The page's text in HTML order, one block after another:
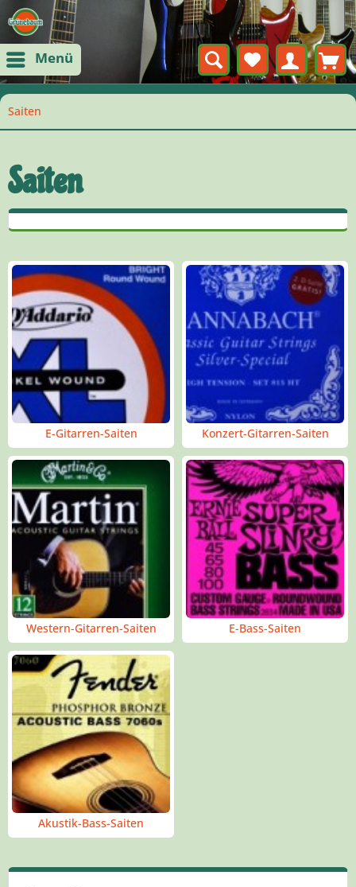
Menü
Saiten
Saiten
E-Gitarren-Saiten Konzert-Gitarren-Saiten
Western-Gitarren-Saiten E-Bass-Saiten
Akustik-Bass-Saiten